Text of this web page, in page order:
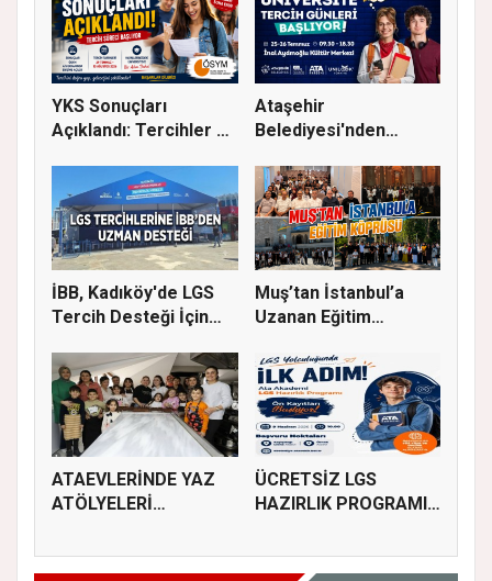
YKS Sonuçları
Açıklandı: Tercihler 29
Ataşehir
Belediyesi'nden
İBB, Kadıköy'de LGS
Tercih Desteği İçin
Muş’tan İstanbul’a
Uzanan Eğitim
ATAEVLERİNDE YAZ
ATÖLYELERİ
ÜCRETSİZ LGS
HAZIRLIK PROGRAMI